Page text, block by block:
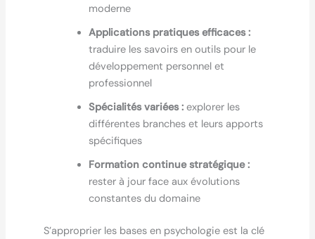
moderne
Applications pratiques efficaces :
traduire les savoirs en outils pour le
développement personnel et
professionnel
Spécialités variées :explorer les
différentes branches et leurs apports
spécifiques
Formation continue stratégique :
rester à jour face aux évolutions
constantes du domaine
S’approprier les bases en psychologie est la clé